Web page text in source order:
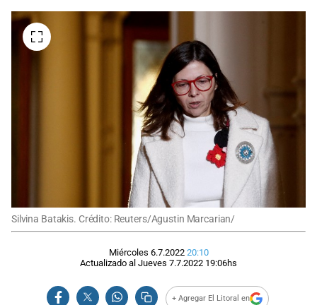
Silvina Batakis. Crédito: Reuters/Agustin Marcarian/
Miércoles 6.7.2022 20:10
Actualizado al Jueves 7.7.2022 19:06hs
+ Agregar El Litoral en